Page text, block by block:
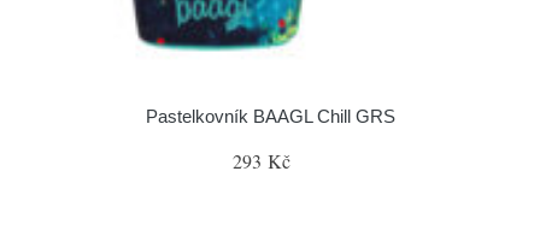
Pastelkovník BAAGL Chill GRS
293 Kč